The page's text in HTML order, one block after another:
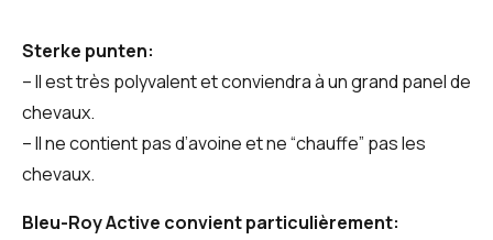
Sterke punten:
– Il est très polyvalent et conviendra à un grand panel de
chevaux.
– Il ne contient pas d’avoine et ne “chauffe” pas les
chevaux.
Bleu-Roy Active convient particulièrement: